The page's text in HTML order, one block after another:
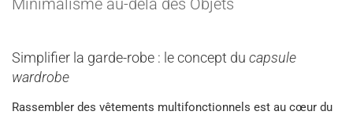
Minimalisme au-delà des Objets
Simplifier la garde-robe : le concept du capsule
wardrobe
Rassembler des vêtements multifonctionnels est au cœur du